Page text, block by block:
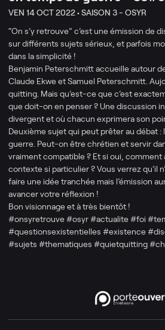
VEN 14 OCT 2022 •SAISON 3 - OSYR
“On s’y retrouve” c’est une émission de
sur différents sujets sérieux, et parfois
dans la simplicité !
Benjamin Peterschmitt accueille autour
Claude Ekwe et Samuel Peterschmitt.
quitting. Mais qu’est-ce que c’est
que doit-on en penser ? Une discussion
divergent et où chacun exprimera son
Deuxième sujet qui peut prêter au débat
guerre. Peut-on être chrétien et servir
vraiment compatible ? Et si oui, comment
contexte si particulier ? Vous verrez qu’il
faire une idée tranchée mais l’émission
avancer votre réflexion !
Bon visionnage et à très bientôt !
#onsyretrouve #osyr #actualite #foi
#questionsexistentielles #existence
#sujets #thematiques #quietquitting